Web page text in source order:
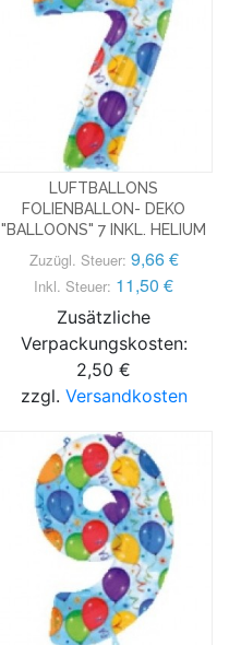
LUFTBALLONS
FOLIENBALLON- DEKO
"BALLOONS" 7 INKL. HELIUM
Zuzügl. Steuer: 9,66 €
Inkl. Steuer: 11,50 €
Zusätzliche
Verpackungskosten:
2,50 €
zzgl. Versandkosten